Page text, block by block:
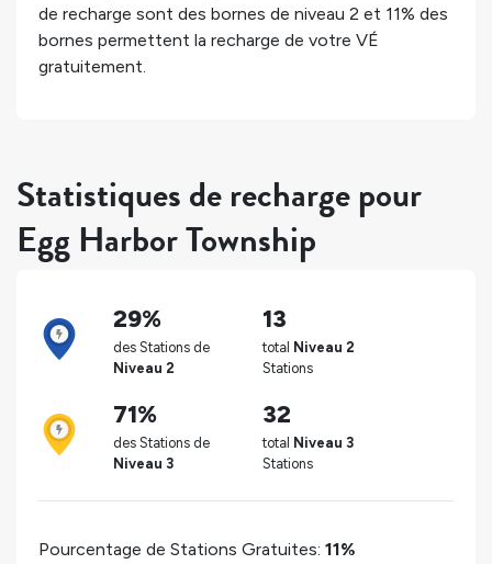
de recharge sont des bornes de niveau 2 et 11% des
bornes permettent la recharge de votre VÉ
gratuitement.
Statistiques de recharge pour
Egg Harbor Township
29%
des Stations de
Niveau 2
13
total Niveau 2
Stations
71%
des Stations de
Niveau 3
32
total Niveau 3
Stations
Pourcentage de Stations Gratuites: 11%